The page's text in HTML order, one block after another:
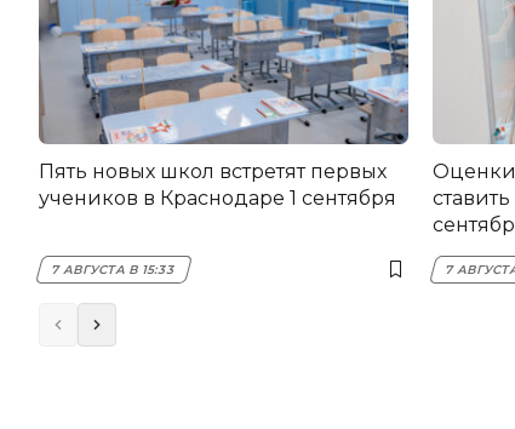
Пять новых школ встретят первых
учеников в Краснодаре 1 сентября
7 АВГУСТА В 15:33
Оценки
7